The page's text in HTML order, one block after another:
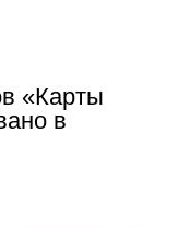
«Карты
в